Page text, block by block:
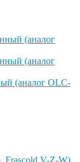
(аналог OLC-